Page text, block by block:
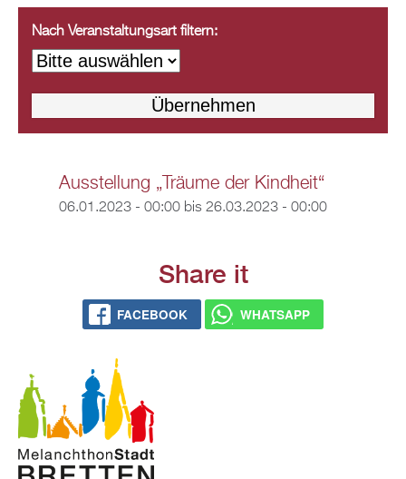
Nach Veranstaltungsart filtern:
Ausstellung „Träume der Kindheit“
06.01.2023 - 00:00bis 26.03.2023 - 00:00
Share it
FACEBOOK WHATSAPP